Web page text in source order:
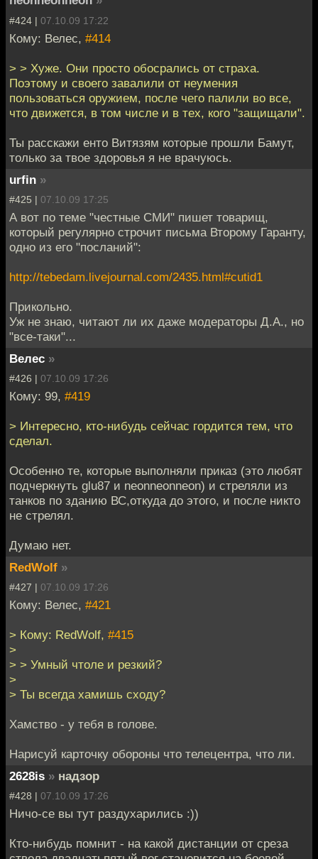
#424 | 07.10.09 17:22
Кому: Велес, #414
> > Хуже. Они просто обосрались от страха.
Поэтому и своего завалили от неумения
пользоваться оружием, после чего палили во все,
что движется, в том числе и в тех, кого "защищали".
Ты расскажи енто Витязям которые прошли Бамут,
только за твое здоровья я не врачуюсь.
urfin »
#425 | 07.10.09 17:25
А вот по теме "честные СМИ" пишет товарищ,
который регулярно строчит письма Второму Гаранту,
одно из его "посланий":
http://tebedam.livejournal.com/2435.html#cutid1
Прикольно.
Уж не знаю, читают ли их даже модераторы Д.А., но
"все-таки"...
Велес »
#426 | 07.10.09 17:26
Кому: 99, #419
> Интересно, кто-нибудь сейчас гордится тем, что
сделал.
Особенно те, которые выполняли приказ (это любят
подчеркнуть glu87 и neonneonneon) и стреляли из
танков по зданию ВС,откуда до этого, и после никто
не стрелял.
Думаю нет.
RedWolf »
#427 | 07.10.09 17:26
Кому: Велес, #421
> Кому: RedWolf, #415
>
> > Умный чтоле и резкий?
>
> Ты всегда хамишь сходу?
Хамство - у тебя в голове.
Нарисуй карточку обороны что телецентра, что ли.
2628is » надзор
#428 | 07.10.09 17:26
Ничо-се вы тут раздухарились :))
Кто-нибудь помнит - на какой дистанции от среза